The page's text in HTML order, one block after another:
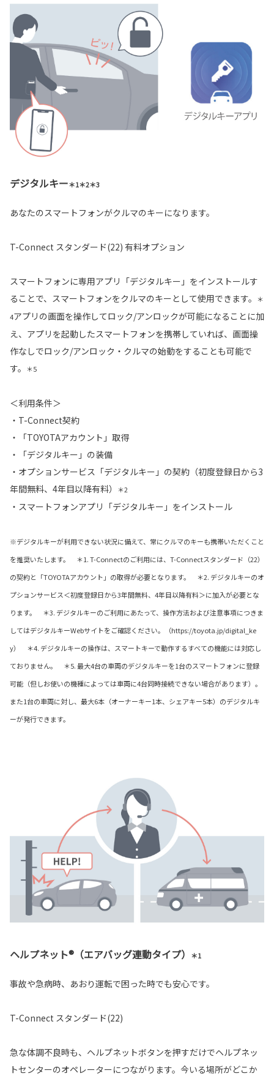
デジタルキー＊1＊2＊3
あなたのスマートフォンがクルマのキーになります。
T-Connect スタンダード(22) 有料オプション
スマートフォンに専用アプリ「デジタルキー」をインストールす
ることで、スマートフォンをクルマのキーとして使用できます。
＊
4アプリの画面を操作してロック/アンロックが可能になることに加
え、アプリを起動したスマートフォンを携帯していれば、画面操
作なしでロック/アンロック・クルマの始動をすることも可能で
す。
＊5
＜利用条件＞
・T-Connect契約
・「TOYOTAアカウント」取得
・「デジタルキー」の装備
・オプションサービス「デジタルキー」の契約（初度登録日から3
年間無料、4年目以降有料）
＊2
・スマートフォンアプリ「デジタルキー」をインストール
※デジタルキーが利用できない状況に備えて、常にクルマのキーも携帯いただくこと
を推奨いたします。 ＊1. T-Connectのご利用には、T-Connectスタンダード（22）
の契約と「TOYOTAアカウント」の取得が必要となります。 ＊2. デジタルキーのオ
プションサービス＜初度登録日から3年間無料、4年目以降有料＞に加入が必要とな
ります。 ＊3. デジタルキーのご利用にあたって、操作方法および注意事項につきま
してはデジタルキーWebサイトをご確認ください。（https://toyota.jp/digital_ke
y） ＊4. デジタルキーの操作は、スマートキーで動作するすべての機能には対応し
ておりません。 ＊5. 最大4台の車両のデジタルキーを1台のスマートフォンに登録
可能（但しお使いの機種によっては車両に4台同時接続できない場合があります）。
また1台の車両に対し、最大6本（オーナーキー1本、シェアキー5本）のデジタルキ
ーが発行できます。
ヘルプネット®（エアバッグ連動タイプ） ＊1
事故や急病時、あおり運転で困った時でも安心です。
T-Connect スタンダード(22)
急な体調不良時も、ヘルプネットボタンを押すだけでヘルプネッ
トセンターのオペレーターにつながります。今いる場所がどこか